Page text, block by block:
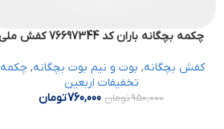
چکمه بچگانه باران کد 76697344 کفش ملی
کفش بچگانه, بوت و نیم بوت بچگانه, چکمه
تخفیفات اربعین
950,000تومان 760,000تومان